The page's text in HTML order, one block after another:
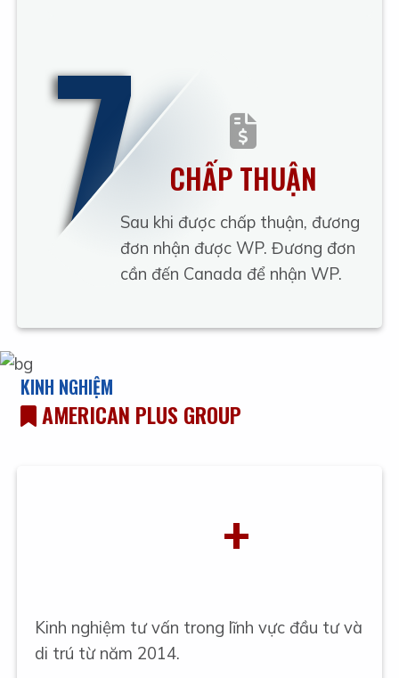
7 CHẤP THUẬN
Sau khi được chấp thuận, đương
đơn nhận được WP. Đương đơn
cần đến Canada để nhận WP.
KINH NGHIỆM
AMERICAN PLUS GROUP
+
Kinh nghiệm tư vấn trong lĩnh vực đầu tư và
di trú từ năm 2014.